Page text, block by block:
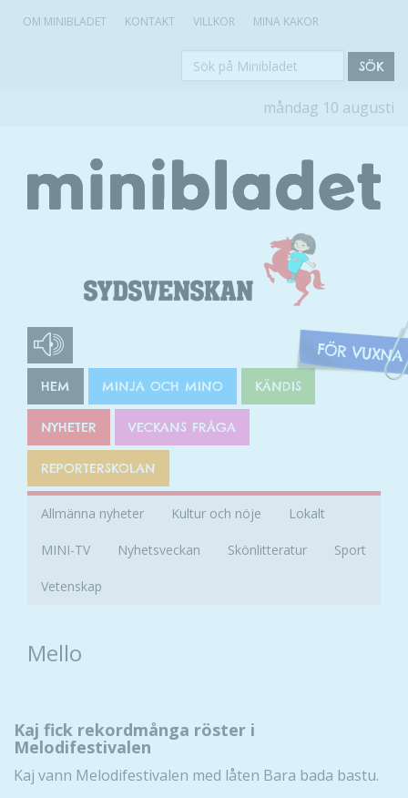
OM MINIBLADET KONTAKT VILLKOR MINA KAKOR
Sök
SÖK
måndag 10 augusti
HEM MINJA OCH MINO KÄNDIS
NYHETER VECKANS FRÅGA
REPORTERSKOLAN
Allmänna nyheter Kultur och nöje Lokalt
MINI-TV Nyhetsveckan Skönlitteratur Sport
Vetenskap
Mello
Kaj fick rekordmånga röster i
Melodifestivalen
Kaj vann Melodifestivalen med låten Bara bada bastu.